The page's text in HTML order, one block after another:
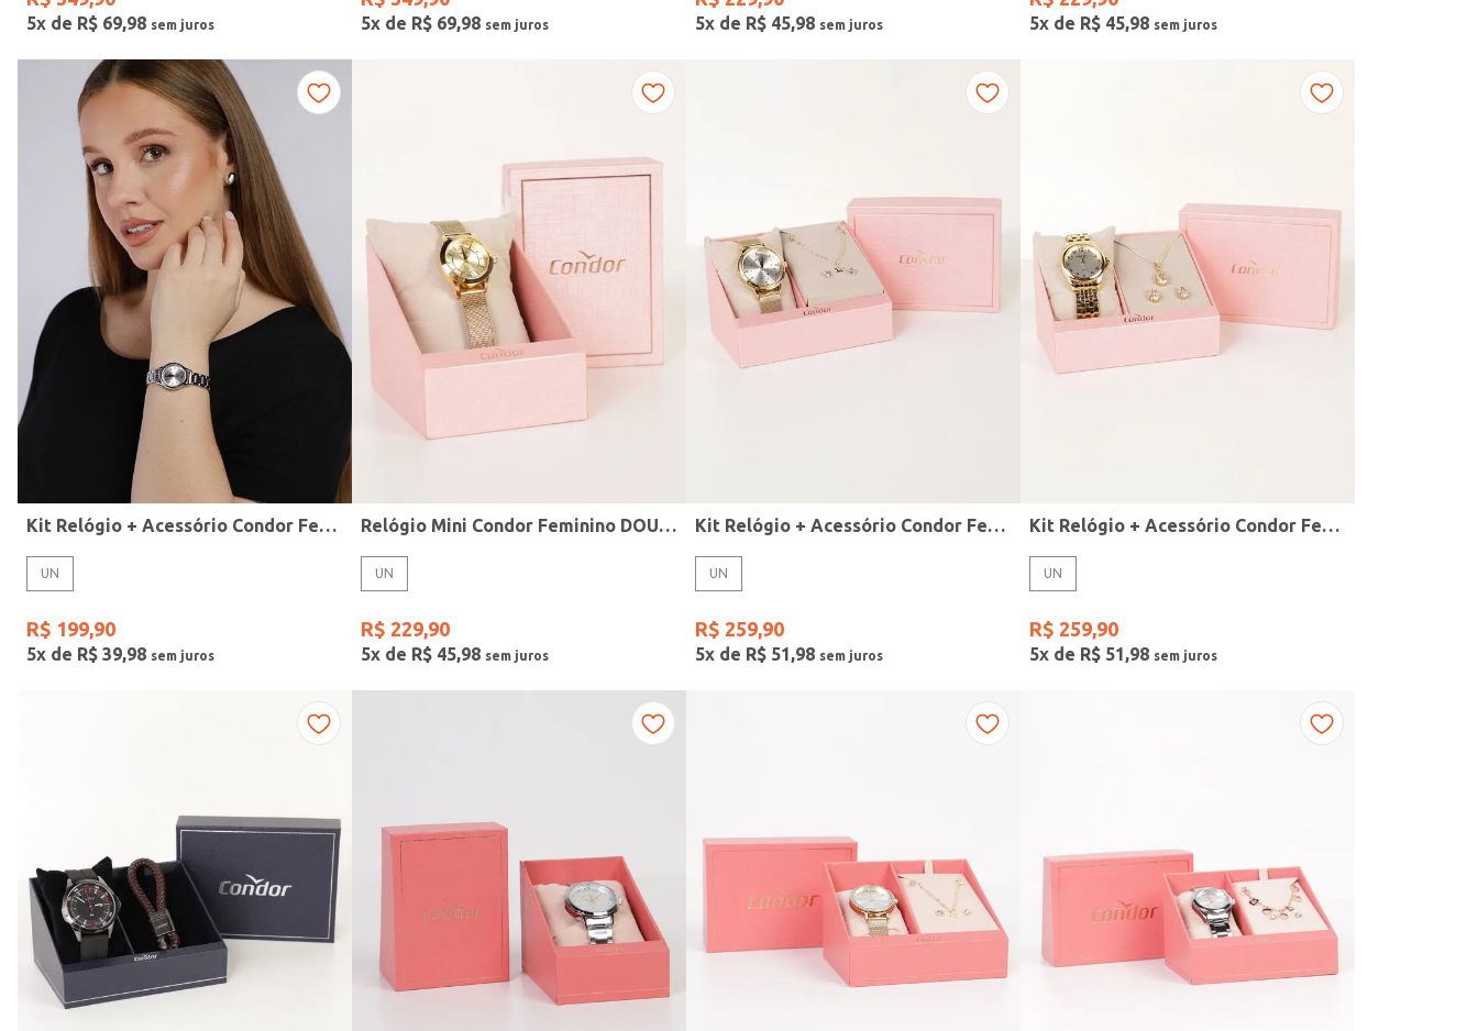
5x de R$ 69,98 5x de R$ 69,98 5x de R$ 45,98 5x de R$ 45,98
Kit Relógio + Acessório Condor Feminino PRATA
UN
R$ 199,90
5x de R$ 39,98
Relógio Mini Condor Feminino DOURADO
UN
R$ 229,90
5x de R$ 45,98
Kit Relógio + Acessório Condor Feminino DOURADO
UN
R$ 259,90
5x de R$ 51,98
Kit Relógio + Acessório Condor Feminino DOURADO
UN
R$ 259,90
5x de R$ 51,98